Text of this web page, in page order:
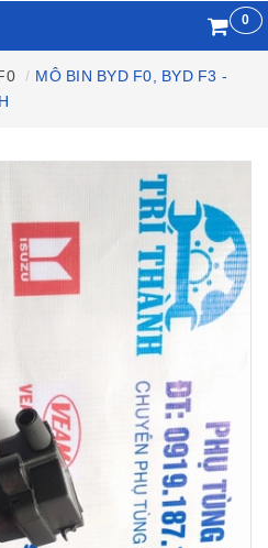
0
MÔ BIN BYD F0, BYD F3 -